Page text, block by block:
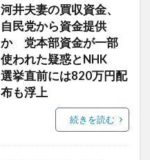
河井夫妻の買収資金、
自民党から資金提供
か 党本部資金が一部
使われた疑惑とNHK
選挙直前には820万円配
布も浮上
続きを読む